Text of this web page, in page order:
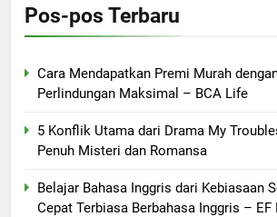
Pos-pos Terbaru
Cara Mendapatkan Premi Murah
Perlindungan Maksimal – BCA Life
5 Konflik Utama dari Drama My
Penuh Misteri dan Romansa
Belajar Bahasa Inggris dari Kebiasaan
Cepat Terbiasa Berbahasa Inggris – EF